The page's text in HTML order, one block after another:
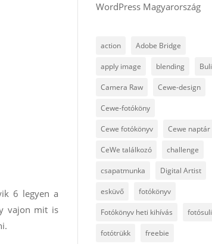
6 legyen a
vajon mit is
WordPress Magyarország
action Adobe Bridge
apply image blending Buli
Camera Raw Cewe-design
Cewe-fotóköny
Cewe fotókönyv Cewe naptár
CeWe találkozó challenge
csapatmunka Digital Artist
esküvő fotókönyv
Fotókönyv heti kihívás fotósuli
fotótrükk freebie